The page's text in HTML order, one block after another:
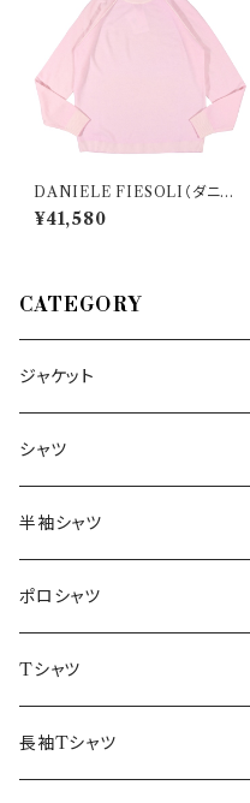
DANIELE FIESOLI（ダニエ
レフィエゾーリ） 丸首セーター 2
024/02 DF 7200 33331
¥41,580
CATEGORY
ジャケット
～44/S
46/M
48/L
50/XL～
シャツ
～44/S
46/M
48/L
50/XL～
半袖シャツ
～44/S
46/M
48/L
ポロシャツ
～44/S
46/M
Tシャツ
～44/S
長袖Tシャツ